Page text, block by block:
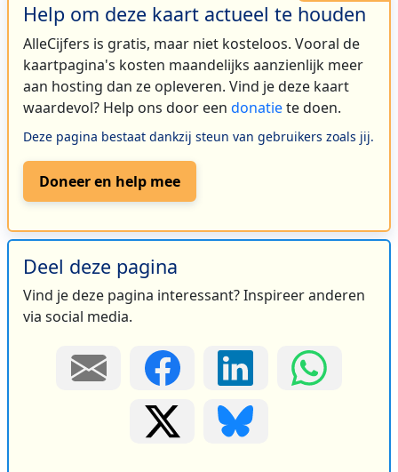
Help om deze kaart actueel te houden
AlleCijfers is gratis, maar niet kosteloos. Vooral de
kaartpagina's kosten maandelijks aanzienlijk meer
aan hosting dan ze opleveren. Vind je deze kaart
waardevol? Help ons door een donatiete doen.
Deze pagina bestaat dankzij steun van gebruikers zoals jij.
Doneer en help mee
Deel deze pagina
Vind je deze pagina interessant? Inspireer anderen
via social media.